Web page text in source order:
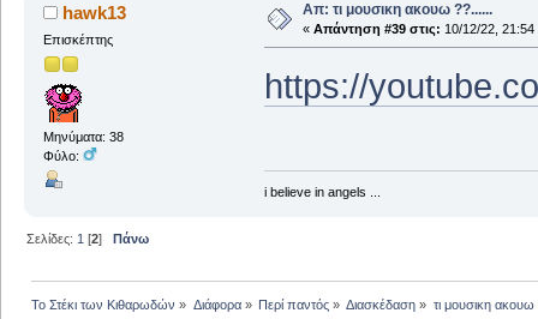
hawk13
Επισκέπτης
Μηνύματα: 38
Φύλο:
Απ: τι μουσικη ακουω ??......
« Απάντηση #39 στις: 10/12/22, 21:54
https://
i believe in angels ...
Σελίδες: 1 [2]Πάνω
Το Στέκι των Κιθαρωδών » Διάφορα» Περί παντός» Διασκέδαση » τι μουσικη